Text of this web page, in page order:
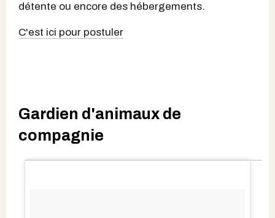
détente ou encore des hébergements.
C'est ici pour postuler
Gardien d'animaux de
compagnie